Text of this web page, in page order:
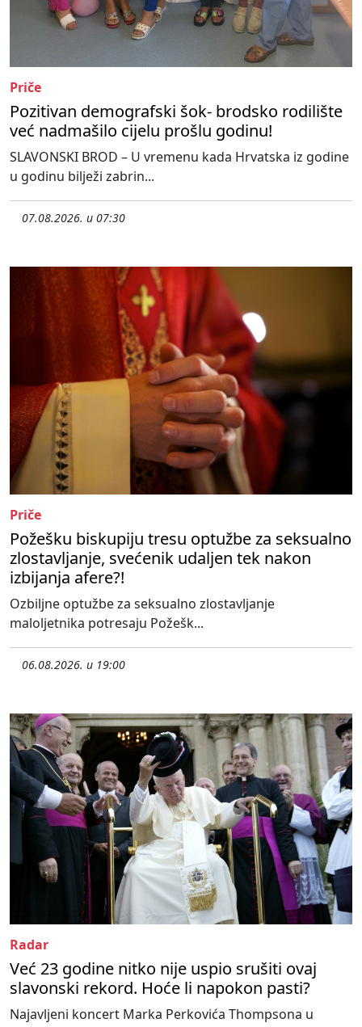
Priče
Pozitivan demografski šok- brodsko rodilište
već nadmašilo cijelu prošlu godinu!
SLAVONSKI BROD – U vremenu kada Hrvatska iz godine
u godinu bilježi zabrin...
07.08.2026. u 07:30
Priče
Požešku biskupiju tresu optužbe za seksualno
zlostavljanje, svećenik udaljen tek nakon
izbijanja afere?!
Ozbiljne optužbe za seksualno zlostavljanje
maloljetnika potresaju Požešk...
06.08.2026. u 19:00
Radar
Već 23 godine nitko nije uspio srušiti ovaj
slavonski rekord. Hoće li napokon pasti?
Najavljeni koncert Marka Perkovića Thompsona u